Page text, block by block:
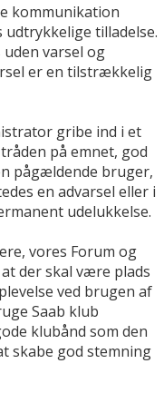
kommunikation
tilladelse.
varsel og
er en tilstrækkelig
gribe ind i et
på emnet, god
pågældende bruger,
en advarsel eller i
udelukkelse.
vores Forum og
der skal være plads
ved brugen af
Saab klub
klubånd som den
skabe god stemning